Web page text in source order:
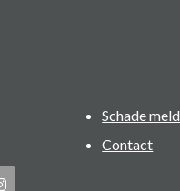
Schade
Contact